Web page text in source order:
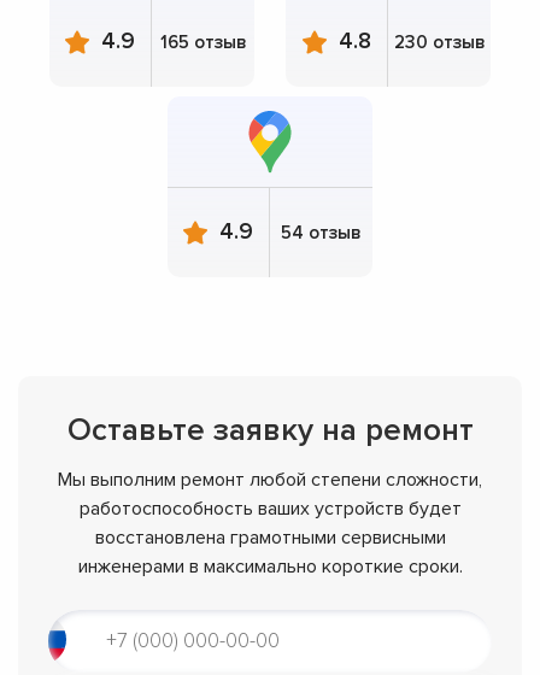
4.9 165 отзыв 4.8 230 отзыв
4.9 54 отзыв
Оставьте заявку на ремонт
Мы выполним ремонт любой степени сложности,
работоспособность ваших устройств будет
восстановлена грамотными сервисными
инженерами в максимально короткие сроки.